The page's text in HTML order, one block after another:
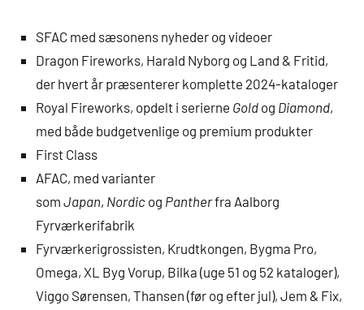
SFAC med sæsonens nyheder og videoer
Dragon Fireworks, Harald Nyborg og Land & Fritid,
der hvert år præsenterer komplette 2024-kataloger
Royal Fireworks, opdelt i serierne Gold og Diamond,
med både budgetvenlige og premium produkter
First Class
AFAC, med varianter
som Japan, Nordic og Pantherfra Aalborg
Fyrværkerifabrik
Fyrværkerigrossisten, Krudtkongen, Bygma Pro,
Omega, XL Byg Vorup, Bilka (uge 51 og 52 kataloger),
Viggo Sørensen, Thansen (før og efter jul), Jem & Fix,